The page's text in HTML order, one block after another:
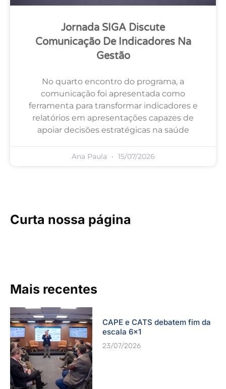
Jornada SIGA Discute
Comunicação De Indicadores Na
Gestão
No quarto encontro do programa, a
comunicação foi apresentada como
ferramenta para transformar indicadores e
relatórios em apresentações capazes de
apoiar decisões estratégicas na saúde
Ana Paula 15/07/2026
Curta nossa página
Mais recentes
CAPE e CATS debatem fim da
escala 6×1
23/07/2026